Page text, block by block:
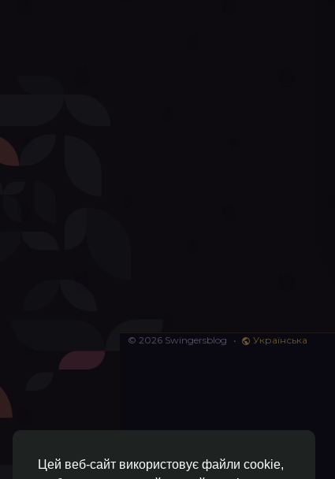
Цей веб-сайт використовує файли cookie,
© 2026 Swingersblog • Українська